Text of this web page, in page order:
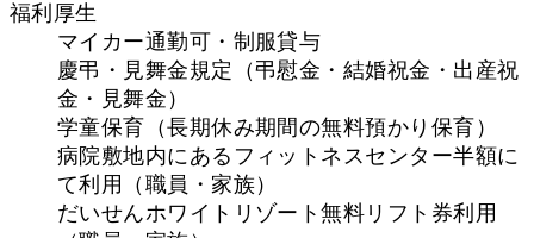
福利厚生
マイカー通勤可・制服貸与
慶弔・見舞金規定（弔慰金・結婚祝金・出産祝
金・見舞金）
学童保育（長期休み期間の無料預かり保育）
病院敷地内にあるフィットネスセンター半額に
て利用（職員・家族）
だいせんホワイトリゾート無料リフト券利用